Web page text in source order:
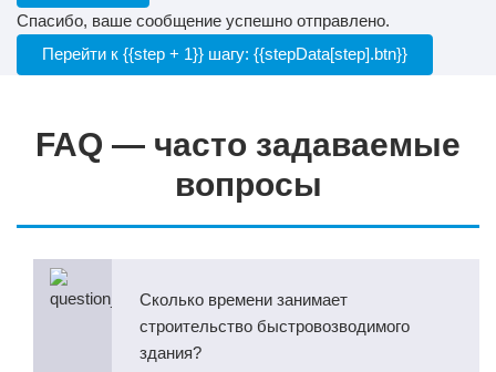
Спасибо, ваше сообщение успешно отправлено.
Перейти к {{step + 1}} шагу: {{stepData[step].btn}}
FAQ — часто задаваемые
вопросы
Сколько времени занимает
строительство быстровозводимого
здания?